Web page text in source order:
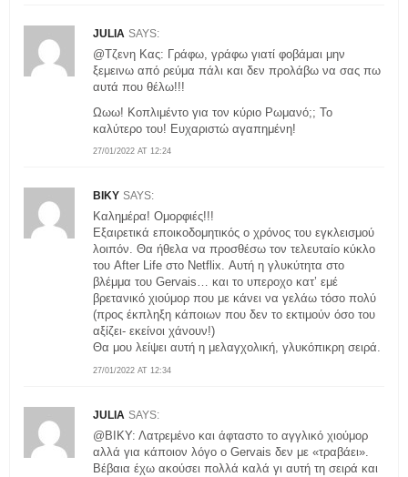
JULIA SAYS:
27/01/2022 AT 12:24
@Τζενη Κας: Γράφω, γράφω γιατί φοβάμαι μην
ξεμεινω από ρεύμα πάλι και δεν προλάβω να σας πω
αυτά που θέλω!!!
Ωωω! Κοπλιμέντο για τον κύριο Ρωμανό;; Το
καλύτερο του! Ευχαριστώ αγαπημένη!
ΒΙΚΥ SAYS:
27/01/2022 AT 12:34
Καλημέρα! Ομορφιές!!!
Εξαιρετικά εποικοδομητικός ο χρόνος του εγκλεισμού
λοιπόν. Θα ήθελα να προσθέσω τον τελευταίο κύκλο
του After Life στο Netflix. Αυτή η γλυκύτητα στο
βλέμμα του Gervais… και το υπεροχο κατ’ εμέ
βρετανικό χιούμορ που με κάνει να γελάω τόσο πολύ
(προς έκπληξη κάποιων που δεν το εκτιμούν όσο του
αξίζει- εκείνοι χάνουν!)
Θα μου λείψει αυτή η μελαγχολική, γλυκόπικρη σειρά.
JULIA SAYS:
@ΒΙΚΥ: Λατρεμένο και άφταστο το αγγλικό χιούμορ
αλλά για κάποιον λόγο ο Gervais δεν με «τραβάει».
Βέβαια έχω ακούσει πολλά καλά γι αυτή τη σειρά και